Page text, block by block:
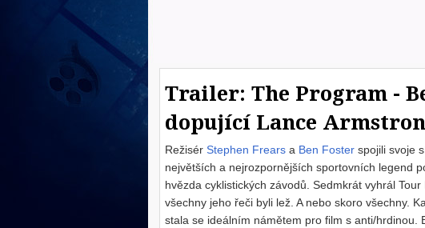
Trailer: The Program -
dopující Lance
Režisér Stephen Frears a Ben Foster spojili svoje
největších a nejrozpornějších sportovních legend
hvězda cyklistických závodů. Sedmkrát vyhrál
všechny jeho řeči byli lež. A nebo skoro všechny.
stala se ideálním námětem pro film s anti/hrdinou.